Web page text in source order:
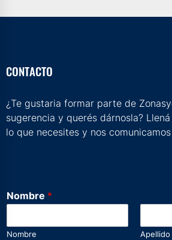
CONTACTO
¿Te gustaria formar parte de
sugerencia y querés dárnosla?
lo que necesites y nos
Nombre *
Nombre Apellido